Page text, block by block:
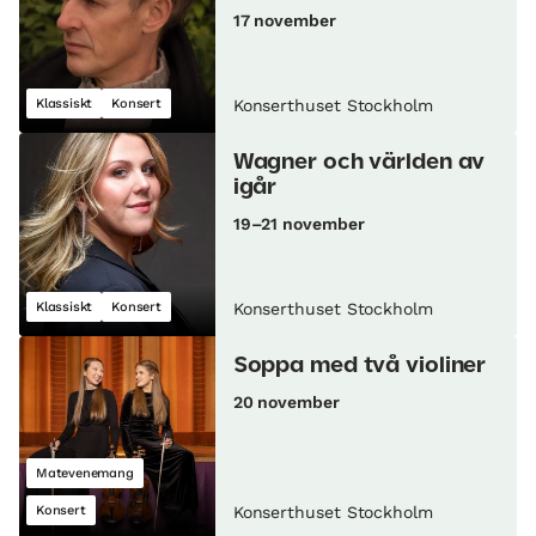
Klassiskt Konsert
17 november
Konserthuset Stockholm
Klassiskt Konsert
Wagner och världen av
igår
19–21 november
Konserthuset Stockholm
Matevenemang
Konsert
Soppa med två violiner
20 november
Konserthuset Stockholm